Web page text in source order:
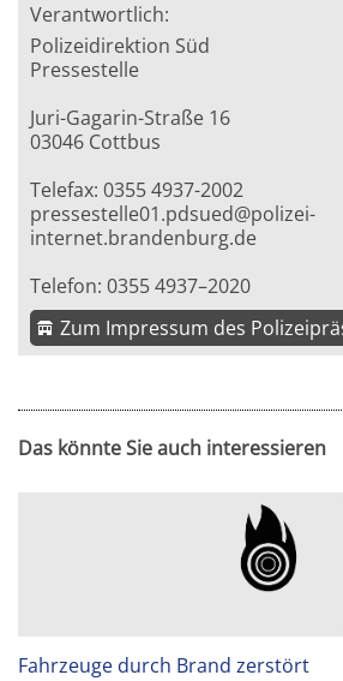
Verantwortlich:
Polizeidirektion Süd
Pressestelle
Juri-Gagarin-Straße 16
03046 Cottbus
Telefax: 0355 4937-2002
pressestelle01.pdsued@polizei-
internet.brandenburg.de
Telefon: 0355 4937–2020
Zum Impressum des
Das könnte Sie auch interessieren
Fahrzeuge durch Brand zerstört